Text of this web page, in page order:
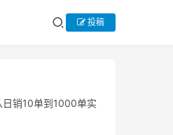
投稿
销10单到1000单实